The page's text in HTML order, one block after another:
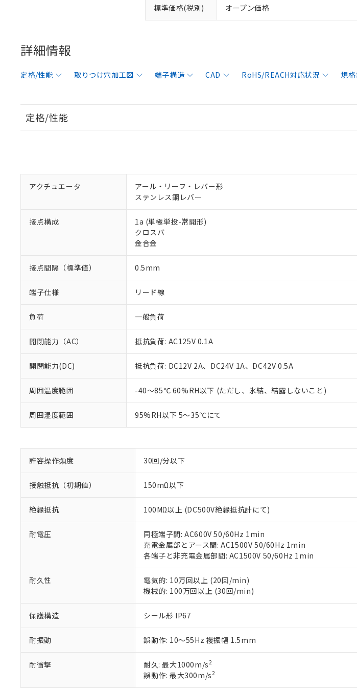
標準価格(税別) オープン価格
詳細情報
定格/性能 取りつけ穴加工図 端子構造 CAD RoHS/REACH対応状況 規
定格/性能
アクチュエータ
アール・リーフ・レバー形
ステンレス鋼レバー
接点構成
1a (単極単投-常開形)
クロスバ
金合金
接点間隔（標準値） 0.5mm
端子仕様 リード線
負荷 一般負荷
開閉能力（AC） 抵抗負荷: AC125V 0.1A
開閉能力(DC) 抵抗負荷: DC12V 2A、DC24V 1A、DC42V 0.5A
周囲温度範囲 -40～85℃ 60%RH以下 (ただし、氷結、結露しないこと)
周囲湿度範囲 95%RH以下 5～35℃にて
許容操作頻度 30回/分以下
接触抵抗（初期値） 150mΩ以下
絶縁抵抗 100MΩ以上 (DC500V絶縁抵抗計にて)
耐電圧
同極端子間: AC600V 50/60Hz 1min
充電金属部とアース間: AC1500V 50/60Hz 1min
各端子と非充電金属部間: AC1500V 50/60Hz 1min
耐久性
電気的: 10万回以上 (20回/min)
機械的: 100万回以上 (30回/min)
保護構造 シール形 IP67
耐振動 誤動作: 10～55Hz 複振幅 1.5mm
耐衝撃 耐久: 最大1000m/s2
誤動作: 最大300m/s2
以下の条件をお読みいただき、同意のうえご利用くださ
当社制御機器事業取扱商品の中には、本サービス
在庫状況および標準価格照会結果は、記載してい
のであり、閲覧された時点での実際の在庫および
い。
正式な納期状況および標準価格はお客様のお取引
当社販売員にご相談ください。
オムロン制御機器販売店や当社販売拠点は「
在庫状況および標準価格結果を当社の事前の承諾
ている必要があります。
お客様が当ウェブサイト上で当社にご登録された
が、当社の製品・サービスに関するお客様との取
さい。
※当社の共同利用者とは、
いる法人を指します。
対応済み：EU RoHS指令（10物質）の非含有に対応
対応予定：EU RoHS指令（10物質）の非含有に対応した
対応予定なし：EU RoHS指令（10物質）の非含有に非対
非該当品：ライセンス料など無形物で、有害物質有無と関
仕入先様の事情により、非含有部品としていたものが、
*EU RoHS指令（10物質）：
鉛(Pb) 1000ppm以下、 水銀(Hg) 1000ppm以下、 カドミウム(Cd)
六価クロム(Cr(Ⅵ)) 1000ppm以下、ポリ臭化ビフェニル類(PBB)
フタル酸ビス(2-エチルヘキシル) (DEHP)(別名：DOP) 1000ppm以下、
ル（DBP） 1000ppm以下、フタル酸ジイソブチル (DIBP) 1000ppm以下
フタル酸エステル類の４物質については閾値を超える意図的な使用がない
※2 対応予定月
部品在庫の切り替え状況などにより、予定月が前後するこ
※3 非含有証明書ダウンロード
下記の非含有証明書をダウンロードすることができます
EU RoHS指令（10物質）の非含有証明書
51物質の非含有証明書（当社基準）
※1 中国RoHS○×表
「○」：最大均質材料含有率が中国RoHSの基準値以下で
「×」：最大均質材料含有率が中国RoHSの基準値を超え
「－」：未確認です。当社販売部門へお問い合わせくだ
Cr(Ⅵ)(六価クロム) : 1000ppm、 PBBs(ポリ臭化ビフェニル類) :
DBP(フタル酸ジブチル) : 1000ppm、 DIBP(フタル酸ジイソブチル) :
DEHP(フタル酸ビス(2-エチルヘキシル)) : 1000ppm
※2 環境保護使用期限
「ｅ」：有害物質（10物質）のすべてが基準値以下であ
「10」：通常の使用状況下において有害物質が外部に漏
などの必要な手続きをとります。
当社は規制貨物を破棄する場合は、完全に破砕す
ます。
当社は貴社製品を、核兵器、ミサイル、化学兵器
置等に一切使用いたしません。
当社は、貴社製品を第三者に販売する場合は、上
また当社は、販売先および販売に係わる関係者が
たしません。
記
説明
○ 一定数以上の在庫あり
△ 一定数には満たないが在庫あり
－
在庫なし(最新の在庫状況については、お客様
機器販売店・当社販売員にご確認ください)
空
白
受注生産機種、また在庫状況の情報を公開して